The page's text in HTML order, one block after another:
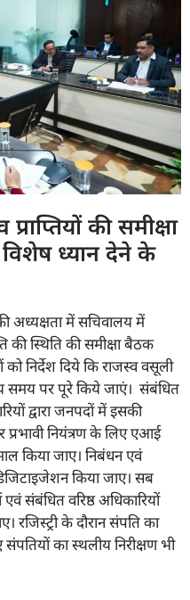
की समीक्षा
ध्यान देने के
अध्यक्षता में सचिवालय में
की स्थिति की समीक्षा बैठक
निर्देश दिये कि राजस्व वसूली
समय पर पूरे किये जाएं। संबंधित
द्वारा जनपदों में इसकी
प्रभावी नियंत्रण के लिए एआई
किया जाए। निबंधन एवं
किया जाए। सब
एवं संबंधित वरिष्ठ अधिकारियों
रजिस्ट्री के दौरान संपति का
का स्थलीय निरीक्षण भी